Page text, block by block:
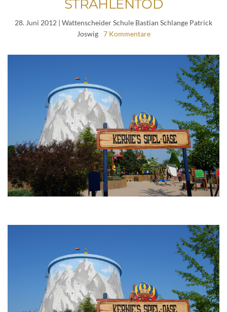
STRAHLENTOD
28. Juni 2012 | Wattenscheider Schule Bastian Schlange Patrick
Joswig
7 Kommentare